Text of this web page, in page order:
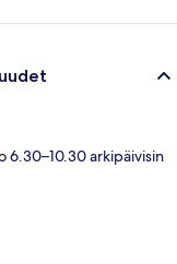
6.30–10.30 arkipäivisin